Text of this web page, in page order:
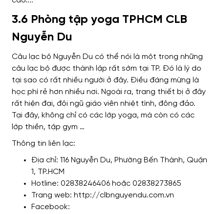
3.6 Phòng tập yoga TPHCM CLB
Nguyễn Du
Câu lạc bộ Nguyễn Du có thể nói là một trong những
câu lạc bộ được thành lập rất sớm tại TP. Đó là lý do
tại sao có rất nhiều người ở đây. Điều đáng mừng là
học phí rẻ hơn nhiều nơi. Ngoài ra, trang thiết bị ở đây
rất hiện đại, đội ngũ giáo viên nhiệt tình, đông đảo.
Tại đây, không chỉ có các lớp yoga, mà còn có các
lớp thiền, tập gym …
Thông tin liên lạc:
Địa chỉ: 116 Nguyễn Du, Phường Bến Thành, Quận
1, TP.HCM
Hotline: 02838246406 hoặc 02838273865
Trang web: http://clbnguyendu.com.vn
Facebook: